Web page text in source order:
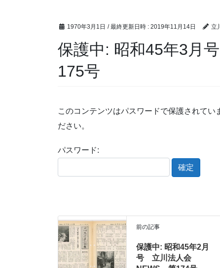
1970年3月1日 / 最終更新日時 : 2019年11月14日 立
保護中: 昭和45年3
175号
このコンテンツはパスワードで保護されてい
ださい。
パスワード:
前の記事
保護中: 昭和45年2月
号 立川法人会